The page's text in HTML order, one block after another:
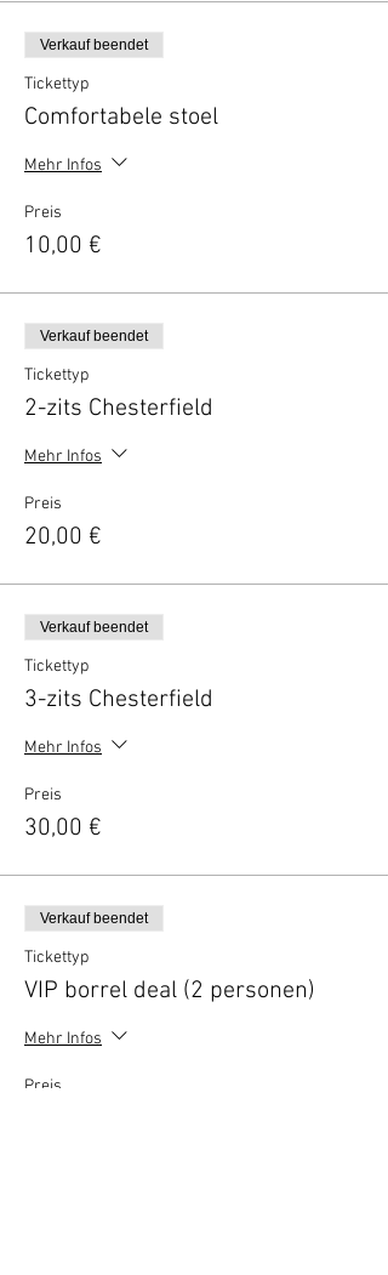
Verkauf beendet
Tickettyp
Comfortabele stoel
Mehr Infos
Preis
10,00 €
Verkauf beendet
Tickettyp
2-zits Chesterfield
Mehr Infos
Preis
20,00 €
Verkauf beendet
Tickettyp
3-zits Chesterfield
Mehr Infos
Preis
30,00 €
Verkauf beendet
Tickettyp
VIP borrel deal (2 personen)
Mehr Infos
Preis